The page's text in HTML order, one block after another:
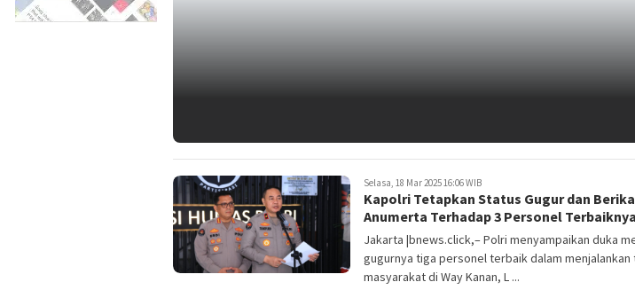
Selasa, 18 Mar 2025 16:06 WIB
Kapolri Tetapkan Status Gugur dan
Anumerta Terhadap 3 Personel Terbaiknya
Jakarta |bnews.click,– Polri menyampaikan duka
gugurnya tiga personel terbaik dalam
masyarakat di Way Kanan, L ...